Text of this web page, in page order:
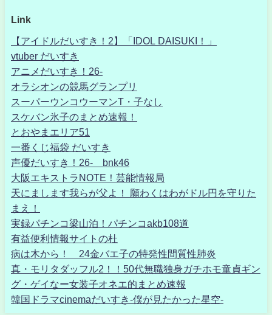
Link
【アイドルだいすき！2】「IDOL DAISUKI！」
vtuber だいすき
アニメだいすき！26-
オラシオンの競馬グランプリ
スーパーウンコウーマンT・子なし
スケバン氷子のまとめ速報！
とおやまエリア51
一番くじ福袋 だいすき
声優だいすき！26- bnk46
大阪エキストラNOTE！芸能情報局
天にまします我らが父よ！ 願わくはわがドル円を守りた
まえ！
実録パチンコ梁山泊！パチンコakb108道
有益便利情報サイトの杜
病は木から！ 24金バエ子の特発性間質性肺炎
真・モリタダッフル2！！50代無職独身ガチホモ童貞ギン
グ・ゲイなー女装子オネエ的まとめ速報
韓国ドラマcinemaだいすき-僕が見たかった星空-